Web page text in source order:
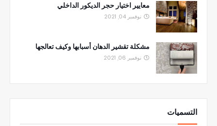
معايير اختيار حجر الديكور الداخلي
نوفمبر 04, 2021
مشكلة تقشير الدهان أسبابها وكيف تعالجها
نوفمبر 06, 2021
التسميات